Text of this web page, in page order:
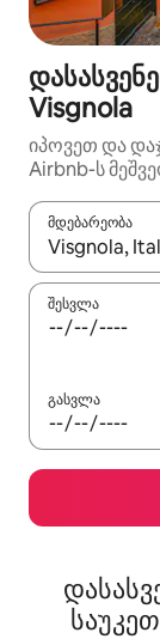
Visgnola
იპოვეთ და
Airbnb-ს
მდებარეობა
როცა
შესვლა
გასვლა